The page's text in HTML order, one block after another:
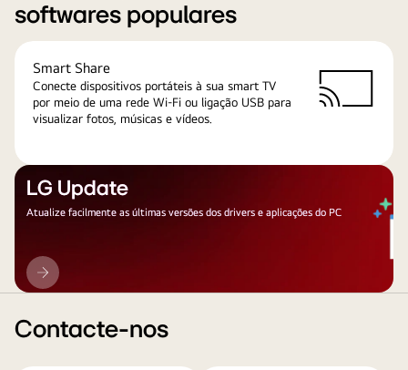
softwares populares
Smart Share
Conecte dispositivos portáteis à sua smart TV
por meio de uma rede Wi-Fi ou ligação USB para
visualizar fotos, músicas e vídeos.
LG Update
Atualize facilmente as últimas versões dos drivers e aplicações do PC
LG
Update
Contacte-nos